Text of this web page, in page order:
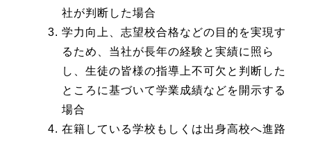
社が判断した場合
学力向上、志望校合格などの目的を実現す
るため、当社が長年の経験と実績に照ら
し、生徒の皆様の指導上不可欠と判断した
ところに基づいて学業成績などを開示する
場合
在籍している学校もしくは出身高校へ進路